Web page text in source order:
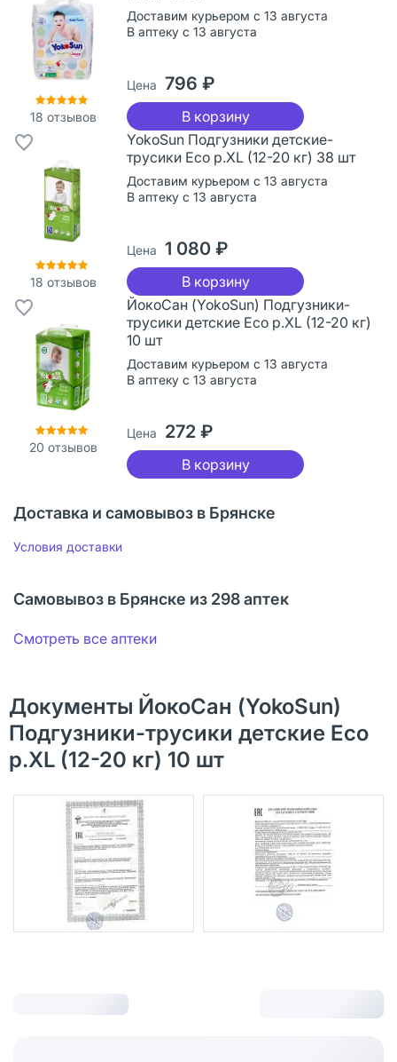
18 отзывов
Доставим курьером с 13 августа
В аптеку с 13 августа
Цена 796 ₽
В корзину
18 отзывов
YokoSun Подгузники детские-
трусики Eco р.XL (12-20 кг) 38 шт
Доставим курьером с 13 августа
В аптеку с 13 августа
Цена 1 080 ₽
В корзину
20 отзывов
ЙокоСан (YokoSun) Подгузники-
трусики детские Eco р.XL (12-20 кг)
10 шт
Доставим курьером с 13 августа
В аптеку с 13 августа
Цена 272 ₽
В корзину
Доставка и самовывоз в Брянске
Условия доставки
Самовывоз в Брянске из 298 аптек
Смотреть все аптеки
Документы ЙокоСан (YokoSun)
Подгузники-трусики детские Eco
р.XL (12-20 кг) 10 шт